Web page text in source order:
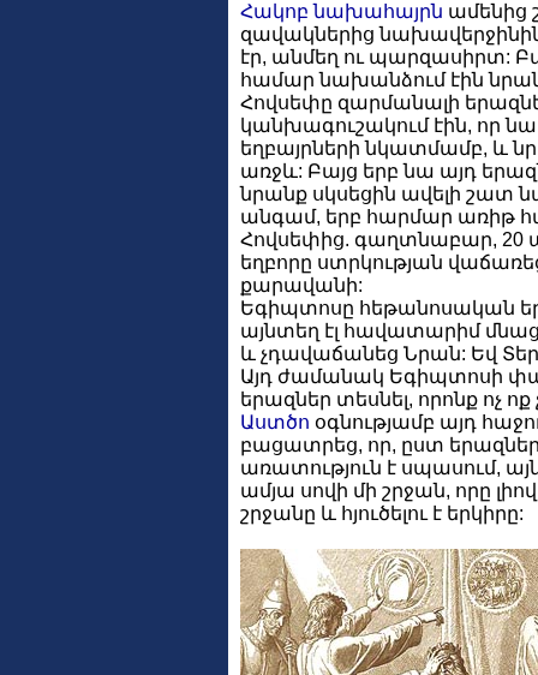
Հակոբ նախահայրն ամենից
զավակներից
էր, անմեղ ու պարզասիրտ:
համար նախանձում էին
Հովսեփը զարմանալի
կանխագուշակում էին, որ
եղբայրների նկատմամբ, և
առջև: Բայց երբ նա այդ
նրանք սկսեցին ավելի շատ
անգամ, երբ հարմար առիթ
Հովսեփից. գաղտնաբար, 20
եղբորը ստրկության
քարավանի:
Եգիպտոսը հեթանոսական
այնտեղ էլ հավատարիմ
և չդավաճանեց Նրան: Եվ
Այդ ժամանակ Եգիպտոսի
երազներ տեսնել, որոնք ոչ
Աստծո օգնությամբ այդ
բացատրեց, որ, ըստ
առատություն է սպասում,
ամյա սովի մի շրջան, որը
շրջանը և հյուծելու է երկիրը: